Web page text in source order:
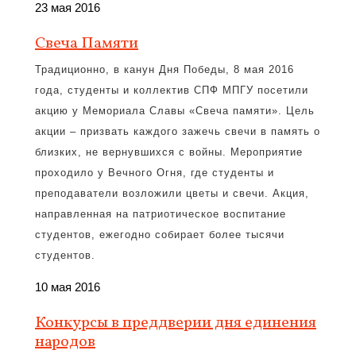
23 мая 2016
Свеча Памяти
Традиционно, в канун Дня Победы, 8 мая 2016
года, студенты и коллектив СПФ МПГУ посетили
акцию у Мемориала Славы «Свеча памяти». Цель
акции – призвать каждого зажечь свечи в память о
близких, не вернувшихся с войны. Мероприятие
проходило у Вечного Огня, где студенты и
преподаватели возложили цветы и свечи. Акция,
направленная на патриотическое воспитание
студентов, ежегодно собирает более тысячи
студентов.
10 мая 2016
Конкурсы в преддверии дня единения
народов